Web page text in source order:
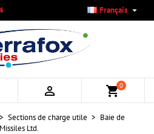
Français 
 shopping_cart0
Sections de charge utile
Baie de
Ltd.
×
×
Créer une liste d'envies
×
pour ajouter des produits à votre
Annuler Connexion